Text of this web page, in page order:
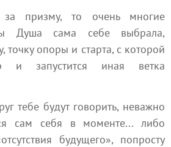
за призму, то очень многие
Душа сама себе выбрала,
точку опоры и старта, с которой
и запустится иная ветка
тебе будут говорить, неважно
сам себя в моменте... либо
будущего», попросту